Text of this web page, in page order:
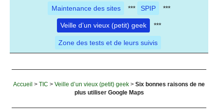
Maintenance des sites *** SPIP ***
Veille d’un vieux (petit) geek ***
Zone des tests et de leurs suivis
Accueil > TIC > Veille d’un vieux (petit) geek > Six bonnes raisons de ne
plus utiliser Google Maps